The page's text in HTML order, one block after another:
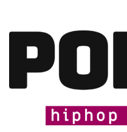
content